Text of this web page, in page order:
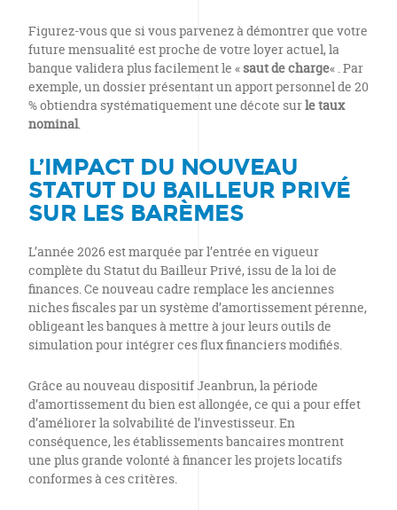
Figurez-vous que si vous parvenez à démontrer que votre
future mensualité est proche de votre loyer actuel, la
banque validera plus facilement le « saut de charge« . Par
exemple, un dossier présentant un apport personnel de 20
% obtiendra systématiquement une décote surle taux
nominal.
L’IMPACT DU NOUVEAU
STATUT DU BAILLEUR PRIVÉ
SUR LES BARÈMES
L’année 2026 est marquée par l’entrée en vigueur
complète du Statut du Bailleur Privé, issu de la loi de
finances. Ce nouveau cadre remplace les anciennes
niches fiscales par un système d’amortissement pérenne,
obligeant les banques à mettre à jour leurs outils de
simulation pour intégrer ces flux financiers modifiés.
Grâce au nouveau dispositif Jeanbrun, la période
d’amortissement du bien est allongée, ce qui a pour effet
d’améliorer la solvabilité de l’investisseur. En
conséquence, les établissements bancaires montrent
une plus grande volonté à financer les projets locatifs
conformes à ces critères.